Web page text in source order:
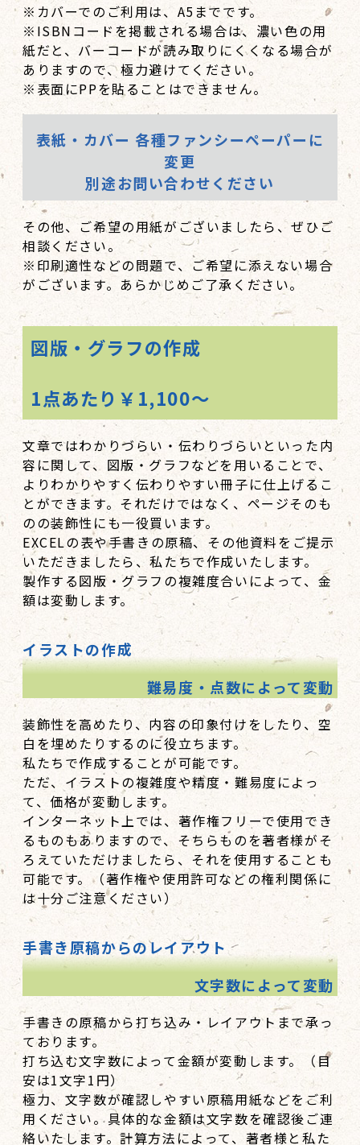
※カバーでのご利用は、A5までです。
※ISBNコードを掲載される場合は、濃い色の用
紙だと、バーコードが読み取りにくくなる場合が
ありますので、極力避けてください。
※表面にPPを貼ることはできません。
表紙・カバー 各種ファンシーペーパーに
変更
別途お問い合わせください
その他、ご希望の用紙がございましたら、ぜひご
相談ください。
※印刷適性などの問題で、ご希望に添えない場合
がございます。あらかじめご了承ください。
図版・グラフの作成
1点あたり￥1,100～
文章ではわかりづらい・伝わりづらいといった内
容に関して、図版・グラフなどを用いることで、
よりわかりやすく伝わりやすい冊子に仕上げるこ
とができます。それだけではなく、ページそのも
のの装飾性にも一役買います。
EXCELの表や手書きの原稿、その他資料をご提示
いただきましたら、私たちで作成いたします。
製作する図版・グラフの複雑度合いによって、金
額は変動します。
イラストの作成
難易度・点数によって変動
装飾性を高めたり、内容の印象付けをしたり、空
白を埋めたりするのに役立ちます。
私たちで作成することが可能です。
ただ、イラストの複雑度や精度・難易度によっ
て、価格が変動します。
インターネット上では、著作権フリーで使用でき
るものもありますので、そちらものを著者様がそ
ろえていただけましたら、それを使用することも
可能です。（著作権や使用許可などの権利関係に
は十分ご注意ください）
手書き原稿からのレイアウト
文字数によって変動
手書きの原稿から打ち込み・レイアウトまで承っ
ております。
打ち込む文字数によって金額が変動します。（目
安は1文字1円）
極力、文字数が確認しやすい原稿用紙などをご利
用ください。具体的な金額は文字数を確認後ご連
絡いたします。計算方法によって、著者様と私た